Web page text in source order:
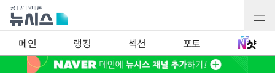
메인 랭킹 섹션 포토